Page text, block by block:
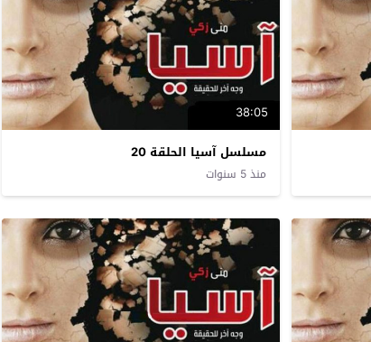
38:05
مسلسل آسيا الحلقة 20
منذ 5 سنوات